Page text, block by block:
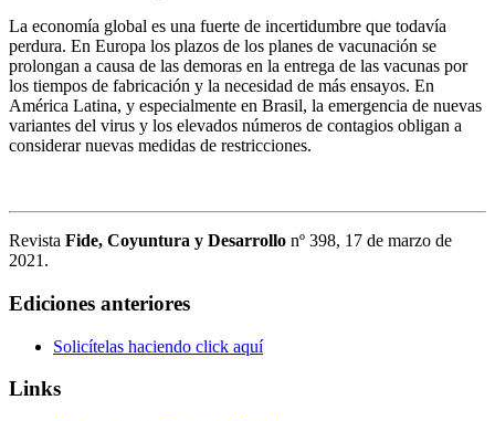
La economía global es una fuerte de incertidumbre que todavía
perdura. En Europa los plazos de los planes de vacunación se
prolongan a causa de las demoras en la entrega de las vacunas por
los tiempos de fabricación y la necesidad de más ensayos. En
América Latina, y especialmente en Brasil, la emergencia de nuevas
variantes del virus y los elevados números de contagios obligan a
considerar nuevas medidas de restricciones.
Revista Fide, Coyuntura y Desarrollo nº 398, 17 de marzo de
2021.
Ediciones anteriores
Solicítelas haciendo click aquí
Links